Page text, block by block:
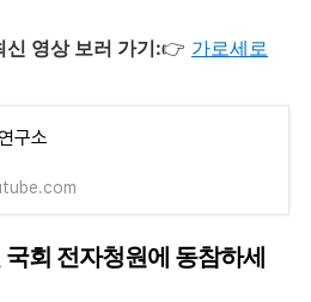
신 영상 보러 가기:👉 가로세로
구소
회 전자청원에 동참하세